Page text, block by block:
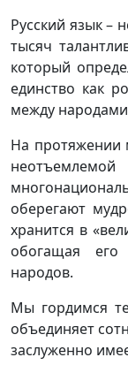
Русский язык –
тысяч
который
единство как
между
На протяжении
оберегают
хранится в
обогащая
народов.
Мы гордимся
объединяет
заслуженно